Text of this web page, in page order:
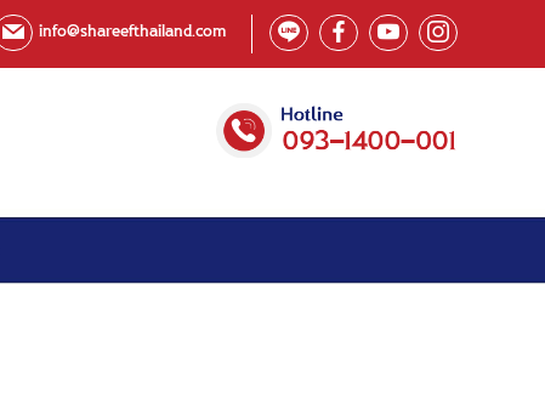
info@shareefthailand.com